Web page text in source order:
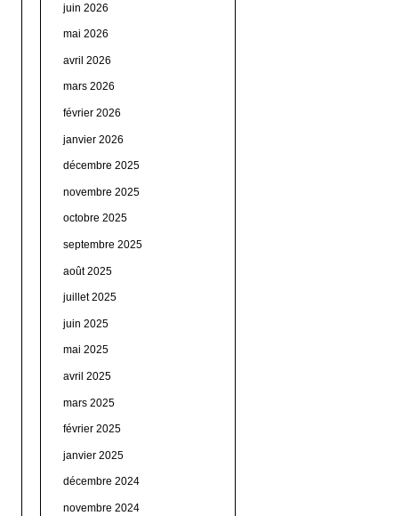
juin 2026
mai 2026
avril 2026
mars 2026
février 2026
janvier 2026
décembre 2025
novembre 2025
octobre 2025
septembre 2025
août 2025
juillet 2025
juin 2025
mai 2025
avril 2025
mars 2025
février 2025
janvier 2025
décembre 2024
novembre 2024